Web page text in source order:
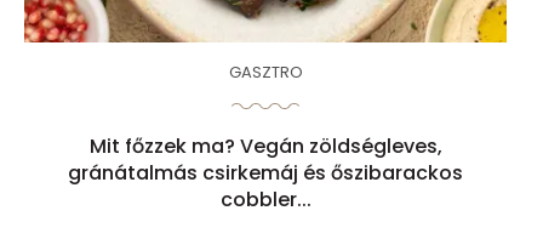
GASZTRO
Mit főzzek ma? Vegán zöldségleves,
gránátalmás csirkemáj és őszibarackos
cobbler...